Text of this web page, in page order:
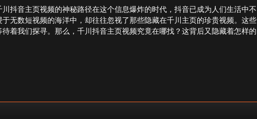
据
源
音
主
页
涨
粉
抖音主页视频的神秘路径在这个信息爆炸的时代，抖音已成为人们生活中不
无数短视频的海洋中，却往往忽视了那些隐藏在千川主页的珍贵视频。这些
着我们探寻。那么，千川抖音主页视频究竟在哪找？这背后又隐藏着怎样的